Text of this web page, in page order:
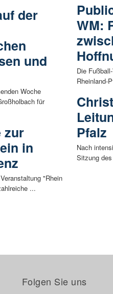
der
und
Woche
für
zur
in
"Rhein
...
WM:
Die
Rheinland-
Pfalz
Nach
Sitzung
Folgen Sie uns